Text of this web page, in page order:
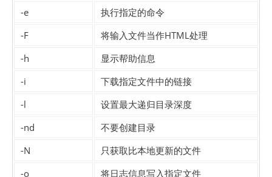
-e
执行指定的命令
-F
将输入文件当作HTML处理
-h
显示帮助信息
-i
下载指定文件中的链接
-l
设置最大递归目录深度
-nd
不要创建目录
-N
只获取比本地更新的文件
-o
将日志信息写入指定文件